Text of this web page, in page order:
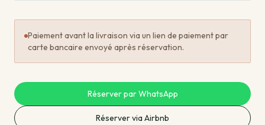
Paiement avant la livraison via un lien de paiement par
carte bancaire envoyé après réservation.
Réserver par WhatsApp
Réserver via Airbnb